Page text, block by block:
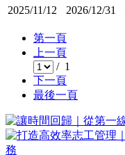
2025/11/12
2026/12/31
第一頁
上一頁
/ 1
下一頁
最後一頁